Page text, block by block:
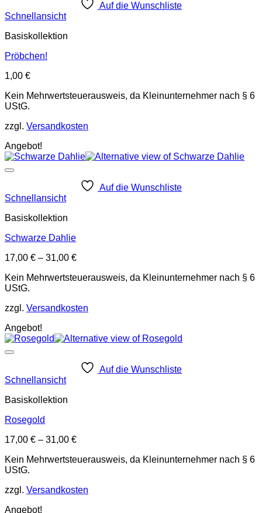
Auf die Wunschliste
Schnellansicht
Basiskollektion
Pröbchen!
1,00 €
Kein Mehrwertsteuerausweis, da Kleinunternehmer nach § 6
UStG.
zzgl. Versandkosten
Angebot!
Auf die Wunschliste
Schnellansicht
Basiskollektion
Schwarze Dahlie
17,00 € – 31,00 €
Kein Mehrwertsteuerausweis, da Kleinunternehmer nach § 6
UStG.
zzgl. Versandkosten
Angebot!
Auf die Wunschliste
Schnellansicht
Basiskollektion
Rosegold
17,00 € – 31,00 €
Kein Mehrwertsteuerausweis, da Kleinunternehmer nach § 6
UStG.
zzgl. Versandkosten
Angebot!